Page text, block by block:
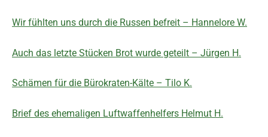
Wir fühlten uns durch die Russen befreit – Hannelore W.
Auch das letzte Stücken Brot wurde geteilt – Jürgen H.
Schämen für die Bürokraten-Kälte – Tilo K.
Brief des ehemaligen Luftwaffenhelfers Helmut H.